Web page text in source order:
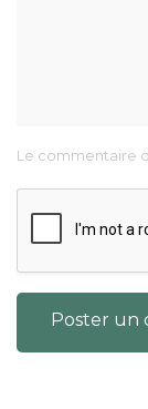
Le commentaire
Poster un